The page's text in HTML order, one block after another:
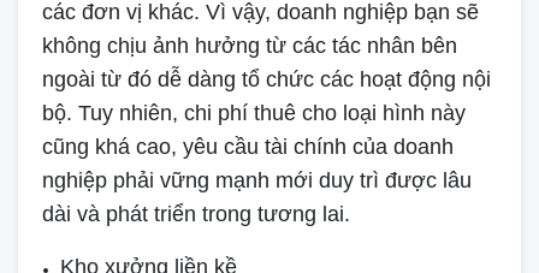
các đơn vị khác. Vì vậy, doanh nghiệp bạn sẽ
không chịu ảnh hưởng từ các tác nhân bên
ngoài từ đó dễ dàng tổ chức các hoạt động nội
bộ. Tuy nhiên, chi phí thuê cho loại hình này
cũng khá cao, yêu cầu tài chính của doanh
nghiệp phải vững mạnh mới duy trì được lâu
dài và phát triển trong tương lai.
Kho xưởng liền kề